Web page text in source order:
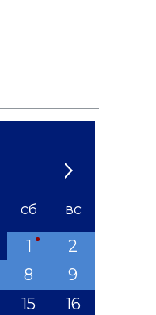
10 12
'29 '31
сб вс
1
2
8
9
15
16